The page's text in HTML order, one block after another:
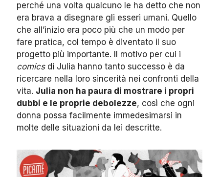
perché una volta qualcuno le ha detto che non
era brava a disegnare gli esseri umani. Quello
che all’inizio era poco più che un modo per
fare pratica, col tempo è diventato il suo
progetto più importante. Il motivo per cui i
comicsdi Julia hanno tanto successo è da
ricercare nella loro sincerità nei confronti della
vita. Julia non ha paura di mostrare i propri
dubbi e le proprie debolezze, così che ogni
donna possa facilmente immedesimarsi in
molte delle situazioni da lei descritte.